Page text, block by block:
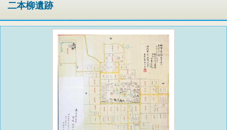
二本柳遺跡